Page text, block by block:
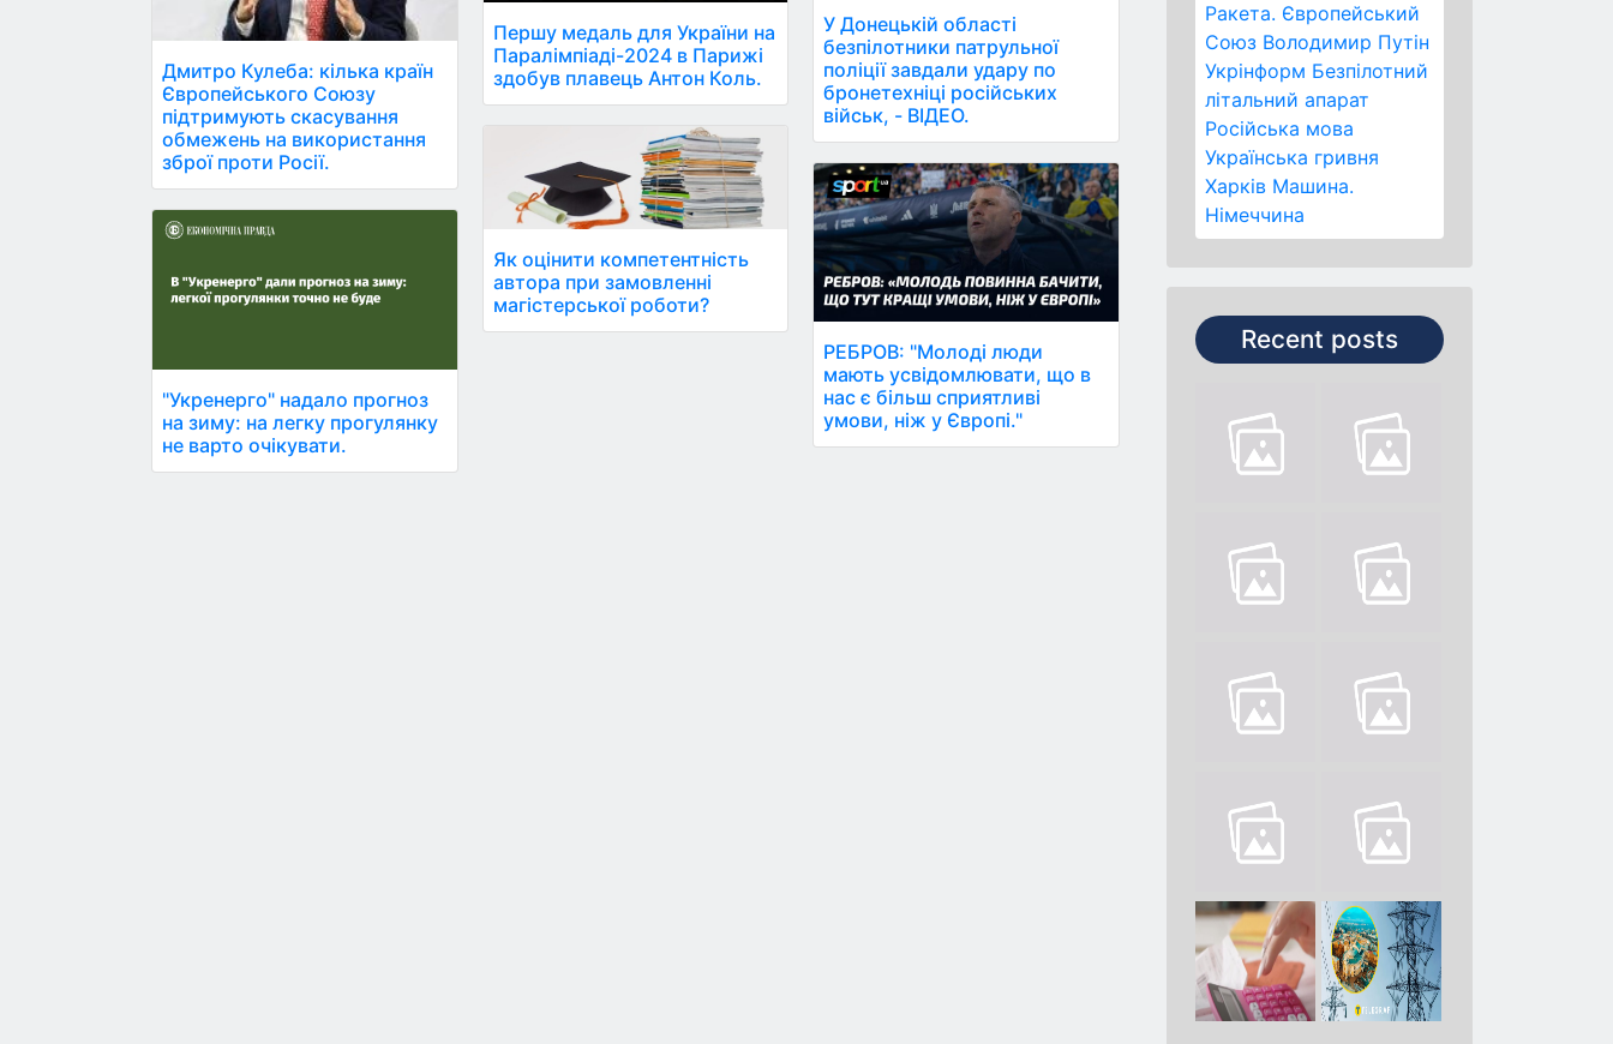
Ракета. Європейський
Союз Володимир Путін
Укрінформ Безпілотний
літальний апарат
Російська мова
Українська гривня
Харків Машина.
Німеччина
Recent posts
Дмитро Кулеба: кілька країн
Європейського Союзу
підтримують скасування
обмежень на використання
зброї проти Росії.
"Укренерго" надало прогноз
на зиму: на легку прогулянку
не варто очікувати.
Першу медаль для України на
Паралімпіаді-2024 в Парижі
здобув плавець Антон Коль.
Як оцінити компетентність
автора при замовленні
магістерської роботи?
У Донецькій області
безпілотники патрульної
поліції завдали удару по
бронетехніці російських
військ, - ВІДЕО.
РЕБРОВ: "Молоді люди
мають усвідомлювати, що в
нас є більш сприятливі
умови, ніж у Європі."